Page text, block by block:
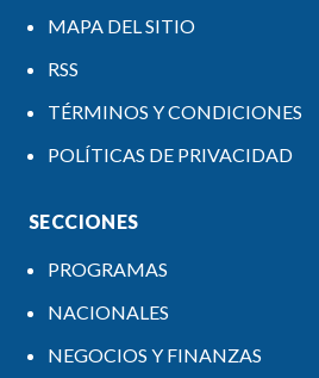
MAPA DEL SITIO
RSS
TÉRMINOS Y CONDICIONES
POLÍTICAS DE PRIVACIDAD
SECCIONES
PROGRAMAS
NACIONALES
NEGOCIOS Y FINANZAS